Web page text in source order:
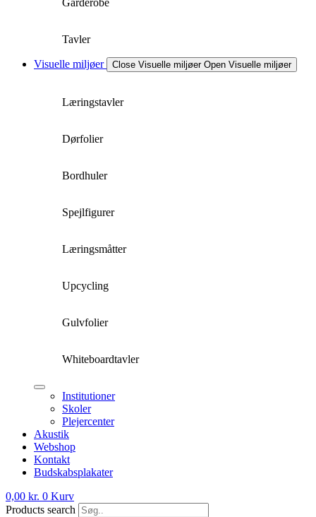
Garderobe
Tavler
Visuelle miljøer Close Visuelle miljøer Open Visuelle miljøer
Læringstavler
Dørfolier
Bordhuler
Spejlfigurer
Læringsmåtter
Upcycling
Gulvfolier
Whiteboardtavler
Institutioner
Skoler
Plejercenter
Akustik
Webshop
Kontakt
Budskabsplakater
0,00 kr. 0 Kurv
Products search